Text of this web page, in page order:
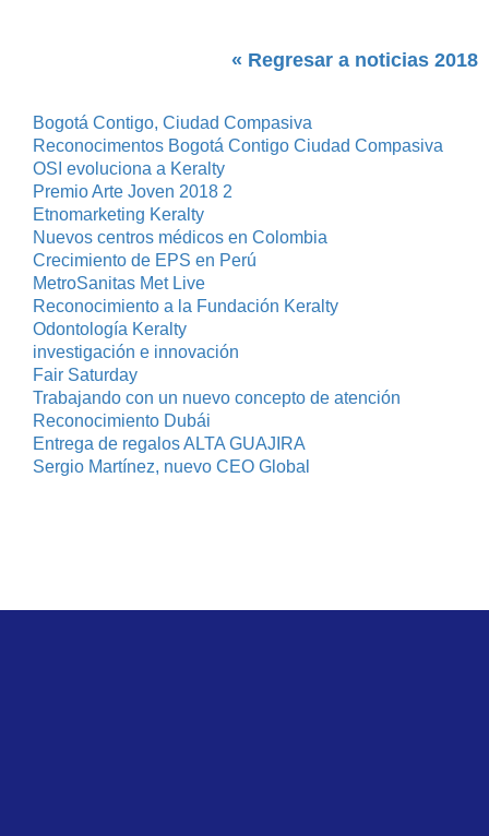
« Regresar a noticias 2018
Bogotá Contigo, Ciudad Compasiva
Reconocimentos Bogotá Contigo Ciudad Compasiva
OSI evoluciona a Keralty
Premio Arte Joven 2018 2
Etnomarketing Keralty
Nuevos centros médicos en Colombia
Crecimiento de EPS en Perú
MetroSanitas Met Live
Reconocimiento a la Fundación Keralty
Odontología Keralty
investigación e innovación
Fair Saturday
Trabajando con un nuevo concepto de atención
Reconocimiento Dubái
Entrega de regalos ALTA GUAJIRA
Sergio Martínez, nuevo CEO Global